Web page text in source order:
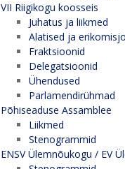
VII Riigikogu koosseis
Juhatus ja liikmed
Alatised ja
Fraktsioonid
Delegatsioonid
Ühendused
Parlamendirühmad
Põhiseaduse Assamblee
Liikmed
Stenogrammid
ENSV Ülemnõukogu / EV